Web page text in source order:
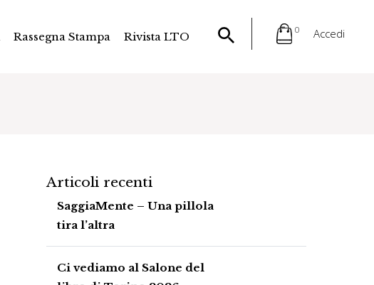
Rassegna Stampa Rivista LTO
0 Accedi
Articoli recenti
SaggiaMente – Una pillola
tira l’altra
Ci vediamo al Salone del